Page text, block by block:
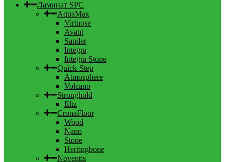
Ламинат SPC
AquaMax
Virtuose
Avant
Sander
Integra
Integra Stone
Quick-Step
Atmosphere
Volcano
Stronghold
Eltz
CronaFloor
Wood
Nano
Stone
Herringbone
Noventis